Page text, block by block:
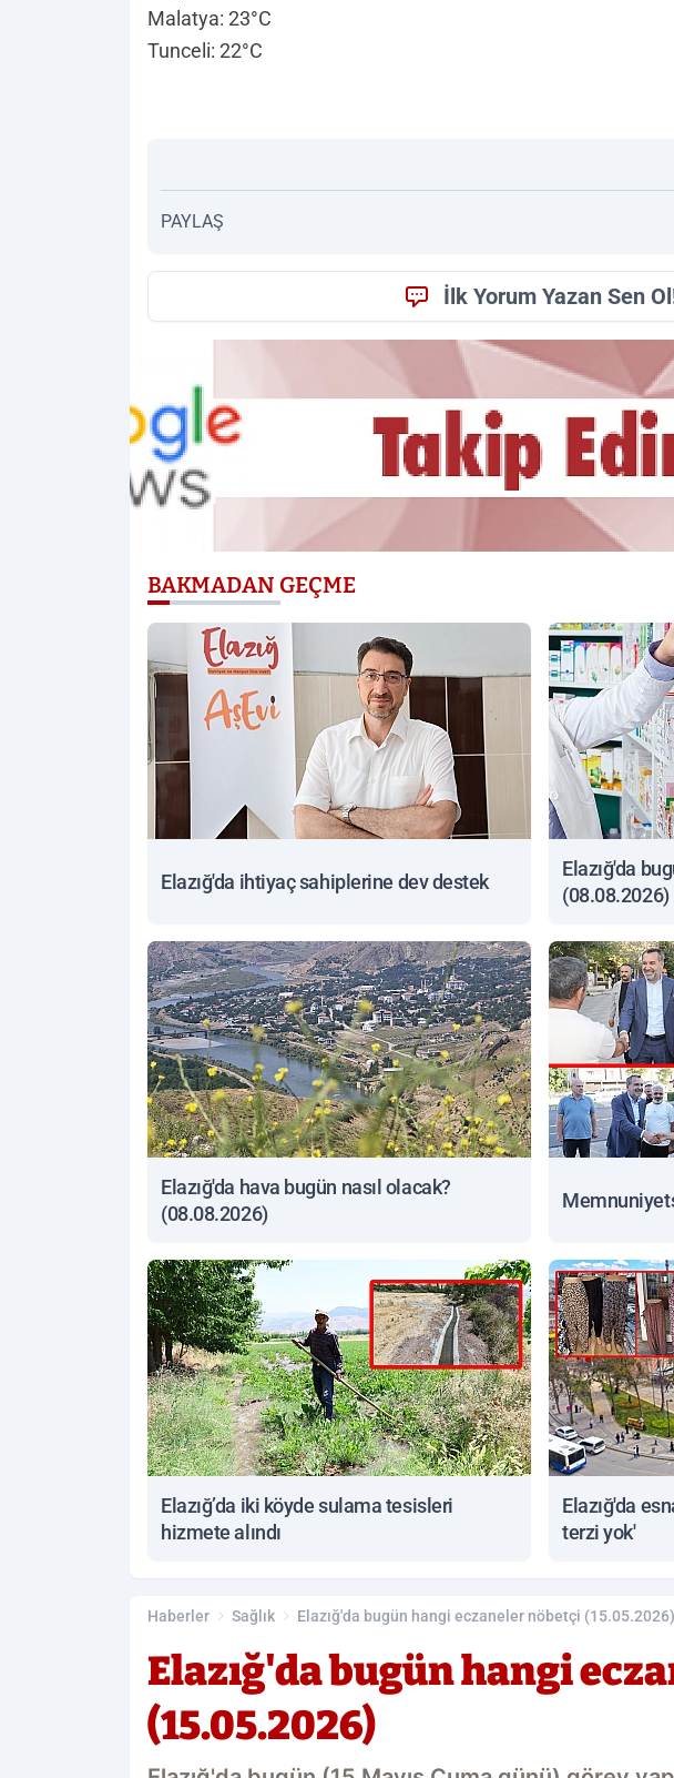
Malatya: 23°C
Tunceli: 22°C
PAYLAŞ
İlk Yorum Yazan Sen
BAKMADAN GEÇME
Elazığ'da ihtiyaç sahiplerine dev destek
Elazığ'da
(08.08.2026)
Elazığ'da hava bugün nasıl olacak?
(08.08.2026)
Elazığ’da iki köyde sulama tesisleri
hizmete alındı
Elazığ'da
terzi yok'
Haberler Sağlık Elazığ'da bugün hangi eczaneler nöbetçi (15.05.2026)
Elazığ'da bugün hangi
(15.05.2026)